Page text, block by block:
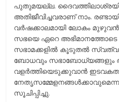
പുതുമയല്ല.
അതിജീവിച്ചവരാണ് നാം.
വര്‍ഷക്കാലമായി ലോകം
സഭയെ ഏറെ
സഭാമക്കളില്‍ കൂടുതല്‍
ബോധവും സഭാബോധ്യങ്ങളും
വളര്‍ത്തിയെടുക്കുവാന്‍
സൂചിപ്പിച്ചു.